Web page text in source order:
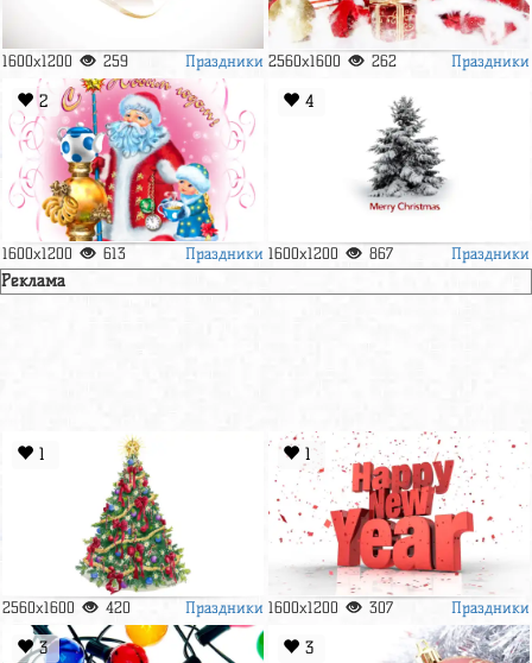
1600x1200 259 Праздники 2560x1600 262 Праздники
2
1600x1200 613 Праздники
4
1600x1200 867 Праздники
Реклама
1
2560x1600 420 Праздники
1
1600x1200 307 Праздники
3 3